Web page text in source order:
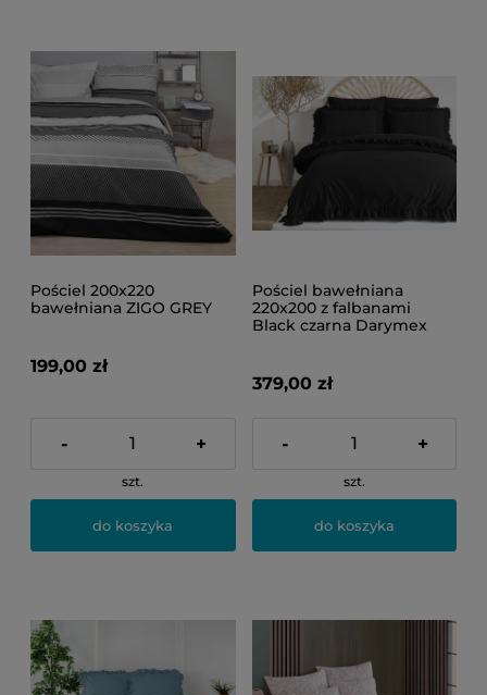
Pościel 200x220
bawełniana ZIGO GREY
199,00 zł
- +
szt.
do koszyka
Pościel bawełniana
220x200 z falbanami
Black czarna Darymex
379,00 zł
- +
szt.
do koszyka